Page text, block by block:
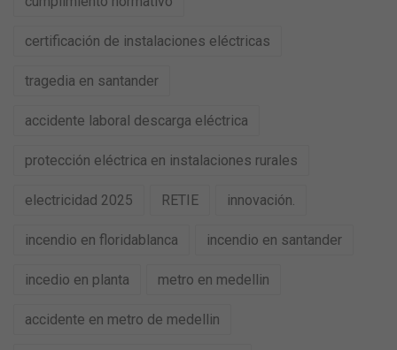
certificación de instalaciones eléctricas
tragedia en santander
accidente laboral descarga eléctrica
protección eléctrica en instalaciones rurales
electricidad 2025 RETIE innovación.
incendio en floridablanca incendio en santander
incedio en planta metro en medellin
accidente en metro de medellin